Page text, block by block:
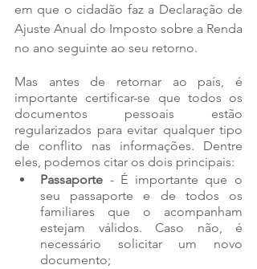
em que o cidadão faz a Declaração de
Ajuste Anual do Imposto sobre a Renda
no ano seguinte ao seu retorno.
Mas antes de retornar ao país, é
importante certificar-se que todos os
documentos pessoais estão
regularizados para evitar qualquer tipo
de conflito nas informações. Dentre
eles, podemos citar os dois principais:
Passaporte - É importante que o
seu passaporte e de todos os
familiares que o acompanham
estejam válidos. Caso não, é
necessário solicitar um novo
documento;